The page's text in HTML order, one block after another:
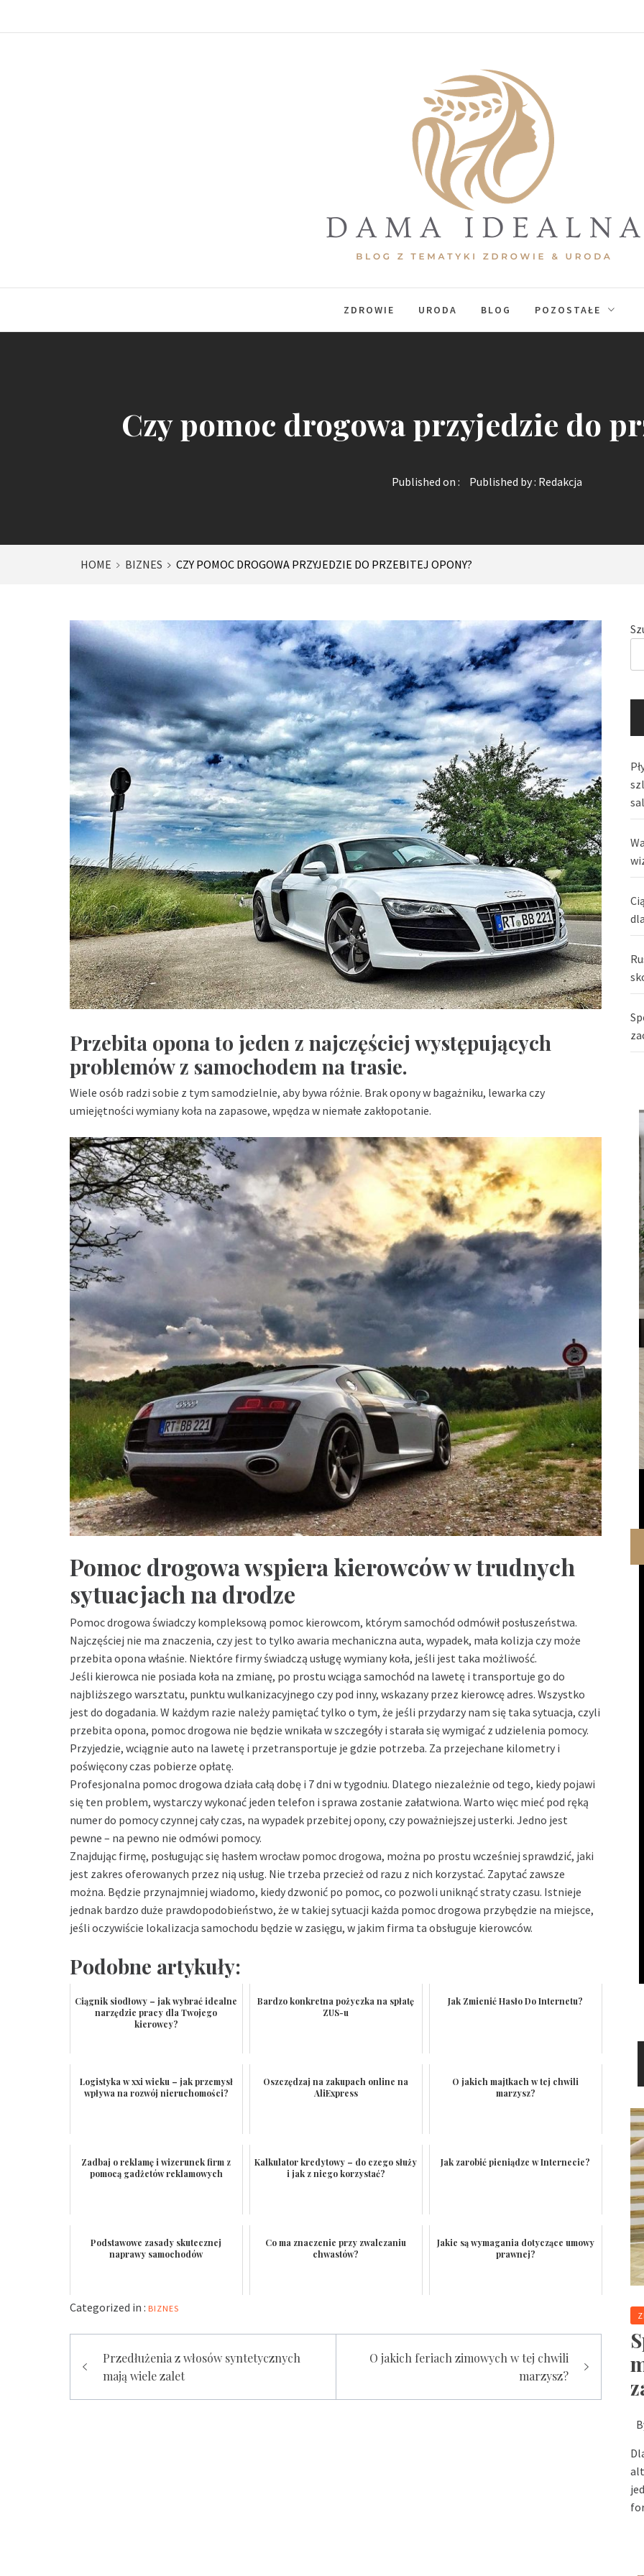
Dama Idealna
ZDROWIE URODA BLOG POZOSTAŁE
Czy pomoc drogowa przyjedzie do
Published on : Published by : Redakcja
HOME BIZNES CZY POMOC DROGOWA PRZYJEDZIE DO PRZEBITEJ OPONY?
Przebita opona to jeden z najczęściej występujących
problemów z samochodem na trasie.
Wiele osób radzi sobie z tym samodzielnie, aby bywa różnie. Brak opony w bagażniku, lewarka czy
umiejętności wymiany koła na zapasowe, wpędza w niemałe zakłopotanie.
Pomoc drogowa wspiera kierowców w trudnych
sytuacjach na drodze
Pomoc drogowa świadczy kompleksową pomoc kierowcom, którym samochód odmówił posłuszeństwa.
Najczęściej nie ma znaczenia, czy jest to tylko awaria mechaniczna auta, wypadek, mała kolizja czy może
przebita opona właśnie. Niektóre firmy świadczą usługę wymiany koła, jeśli jest taka możliwość.
Jeśli kierowca nie posiada koła na zmianę, po prostu wciąga samochód na lawetę i transportuje go do
najbliższego warsztatu, punktu wulkanizacyjnego czy pod inny, wskazany przez kierowcę adres. Wszystko
jest do dogadania. W każdym razie należy pamiętać tylko o tym, że jeśli przydarzy nam się taka sytuacja, czyli
przebita opona, pomoc drogowa nie będzie wnikała w szczegóły i starała się wymigać z udzielenia pomocy.
Przyjedzie, wciągnie auto na lawetę i przetransportuje je gdzie potrzeba. Za przejechane kilometry i
poświęcony czas pobierze opłatę.
Profesjonalna pomoc drogowa działa całą dobę i 7 dni w tygodniu. Dlatego niezależnie od tego, kiedy pojawi
się ten problem, wystarczy wykonać jeden telefon i sprawa zostanie załatwiona. Warto więc mieć pod ręką
numer do pomocy czynnej cały czas, na wypadek przebitej opony, czy poważniejszej usterki. Jedno jest
pewne – na pewno nie odmówi pomocy.
Znajdując firmę, posługując się hasłem wrocław pomoc drogowa, można po prostu wcześniej sprawdzić, jaki
jest zakres oferowanych przez nią usług. Nie trzeba przecież od razu z nich korzystać. Zapytać zawsze
można. Będzie przynajmniej wiadomo, kiedy dzwonić po pomoc, co pozwoli uniknąć straty czasu. Istnieje
jednak bardzo duże prawdopodobieństwo, że w takiej sytuacji każda pomoc drogowa przybędzie na miejsce,
jeśli oczywiście lokalizacja samochodu będzie w zasięgu, w jakim firma ta obsługuje kierowców.
Podobne artykuły:
Ciągnik siodłowy – jak wybrać idealne
narzędzie pracy dla Twojego
kierowcy?
Bardzo konkretna pożyczka na spłatę
ZUS-u
Jak Zmienić Hasło Do Internetu?
Logistyka w xxi wieku – jak przemysł
wpływa na rozwój nieruchomości?
Oszczędzaj na zakupach online na
AliExpress
O jakich majtkach w tej chwili
marzysz?
Zadbaj o reklamę i wizerunek firm z
pomocą gadżetów reklamowych
Kalkulator kredytowy – do czego służy
i jak z niego korzystać?
Jak zarobić pieniądze w Internecie?
Podstawowe zasady skutecznej
naprawy samochodów
Co ma znaczenie przy zwalczaniu
chwastów?
Jakie są wymagania dotyczące umowy
prawnej?
Categorized in : BIZNES
Nawigacja
wpisu
Przedłużenia z włosów syntetycznych
mają wiele zalet
O jakich feriach zimowych w tej chwili
marzysz?